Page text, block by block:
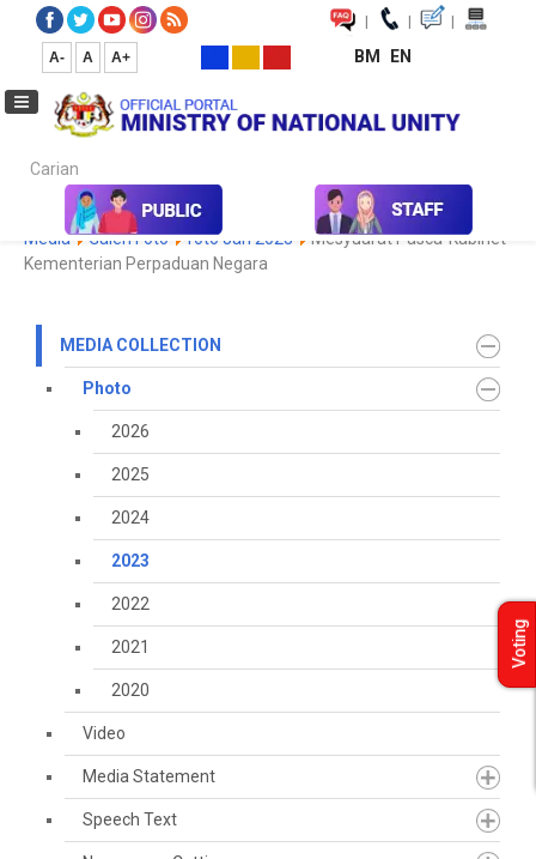
| | |
A- A A+ BM EN
Carian...
Media Media Collection Photo 2023
Koleksi
Media
Galeri Foto foto Jan 2023
Mesyuarat Pasca-Kabinet
Kementerian Perpaduan Negara
MEDIA COLLECTION
Photo
2026
2025
2024
2023
2022
2021
2020
Video
Media Statement
Speech Text
Voting